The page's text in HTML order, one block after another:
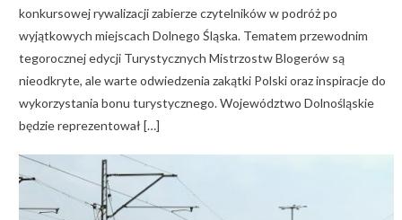
konkursowej rywalizacji zabierze czytelników w podróż po
wyjątkowych miejscach Dolnego Śląska. Tematem przewodnim
tegorocznej edycji Turystycznych Mistrzostw Blogerów są
nieodkryte, ale warte odwiedzenia zakątki Polski oraz inspiracje do
wykorzystania bonu turystycznego. Województwo Dolnośląskie
będzie reprezentował […]